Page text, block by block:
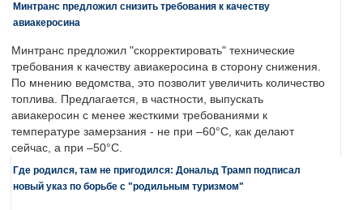
Минтранс предложил снизить требования к качеству
авиакеросина
Минтранс предложил "скорректировать" технические
требования к качеству авиакеросина в сторону снижения.
По мнению ведомства, это позволит увеличить количество
топлива. Предлагается, в частности, выпускать
авиакеросин с менее жесткими требованиями к
температуре замерзания - не при –60°C, как делают
сейчас, а при –50°C.
Где родился, там не пригодился: Дональд Трамп подписал
новый указ по борьбе с "родильным туризмом"